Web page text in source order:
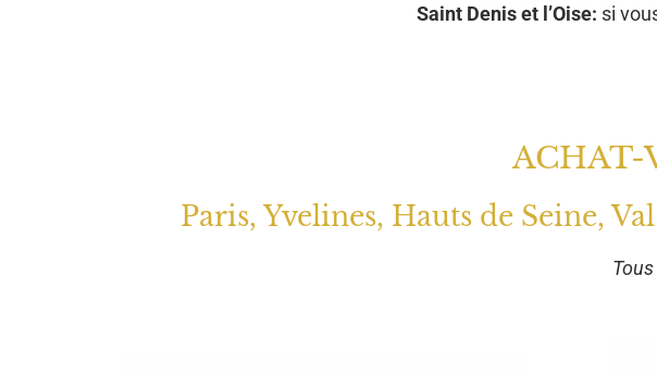
Saint Denis et l’Oise: si
ACHAT-
Paris, Yvelines, Hauts de Seine,